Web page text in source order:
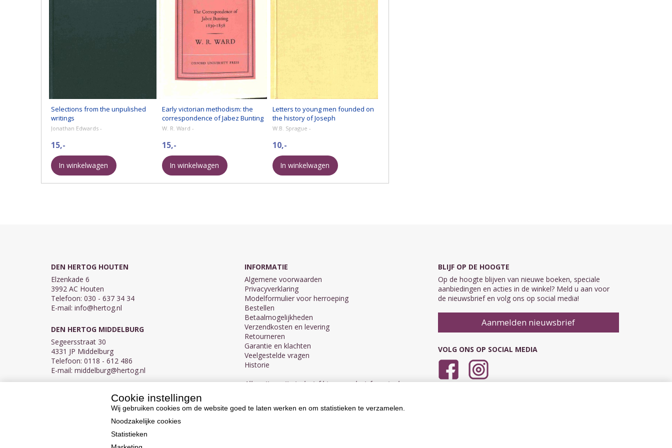
Selections from the unpulished
writings
Jonathan Edwards -
15,-
In winkelwagen
Early victorian methodism: the
correspondence of Jabez Bunting
1830-1858
W. R. Ward -
15,-
In winkelwagen
Letters to young men founded on
the history of Joseph
W.B. Sprague -
10,-
In winkelwagen
DEN HERTOG HOUTEN
Elzenkade 6
3992 AC Houten
Telefoon: 030 - 637 34 34
E-mail: info@hertog.nl
DEN HERTOG MIDDELBURG
Segeersstraat 30
4331 JP Middelburg
Telefoon: 0118 - 612 486
E-mail: middelburg@hertog.nl
BTW NL007450242B03
INFORMATIE
Algemene voorwaarden
Privacyverklaring
Modelformulier voor herroeping
Bestellen
Betaalmogelijkheden
Verzendkosten en levering
Retourneren
Garantie en klachten
Veelgestelde vragen
Historie
Alle prijzen zijn inclusief btw en exclusief eventuele
BLIJF OP DE HOOGTE
Op de hoogte blijven van nieuwe boeken, speciale
aanbiedingen en acties in de winkel? Meld u aan voor
de nieuwsbrief en volg ons op social media!
Aanmelden nieuwsbrief
VOLG ONS OP SOCIAL MEDIA
Cookie instellingen
Wij gebruiken cookies om de website goed te laten werken en om statistieken te verzamelen.
Noodzakelijke cookies
Statistieken